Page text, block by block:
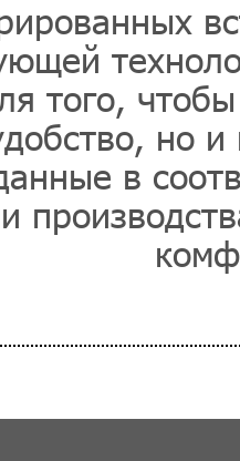
того,
но
в